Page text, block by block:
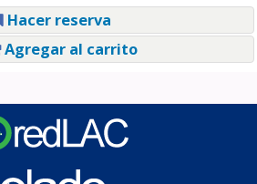
Hacer reserva
Agregar al carrito